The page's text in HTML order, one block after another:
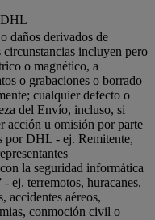
DHL
daños derivados de
circunstancias incluyen pero
o magnético, a
o grabaciones o borrado
cualquier defecto o
del Envío, incluso, si
acción u omisión por parte
por DHL - ej. Remitente,
la seguridad informática
ej. terremotos, huracanes,
accidentes aéreos,
conmoción civil o